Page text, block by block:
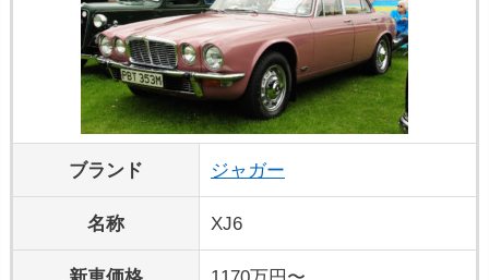
ブランド ジャガー
名称 XJ6